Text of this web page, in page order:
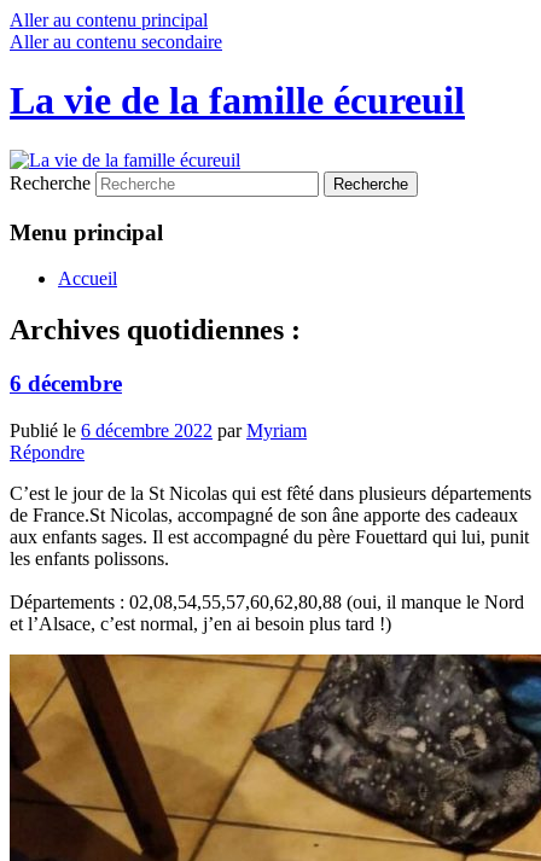
Aller au contenu principal
Aller au contenu secondaire
La vie de la famille écureuil
Recherche
Menu principal
Accueil
Archives quotidiennes :
6 décembre
Publié le 6 décembre 2022 parMyriam
Répondre
C’est le jour de la St Nicolas qui est fêté dans plusieurs départements
de France.St Nicolas, accompagné de son âne apporte des cadeaux
aux enfants sages. Il est accompagné du père Fouettard qui lui, punit
les enfants polissons.
Départements : 02,08,54,55,57,60,62,80,88 (oui, il manque le Nord
et l’Alsace, c’est normal, j’en ai besoin plus tard !)